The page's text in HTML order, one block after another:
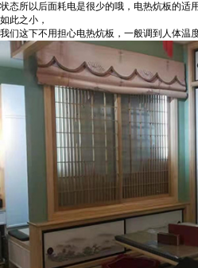
状态所以后面耗电是很少的哦，电热炕板的适
如此之小，
我们这下不用担心电热炕板，一般调到人体温